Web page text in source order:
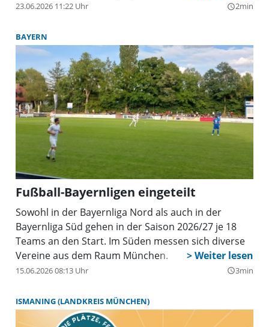
23.06.2026 11:22 Uhr query_builder2min
BAYERN
Fußball-Bayernligen eingeteilt
Sowohl in der Bayernliga Nord als auch in der
Bayernliga Süd gehen in der Saison 2026/27 je 18
Teams an den Start. Im Süden messen sich diverse
Vereine aus dem Raum München.
15.06.2026 08:13 Uhr query_builder3min
ISMANING (LANDKREIS MÜNCHEN)